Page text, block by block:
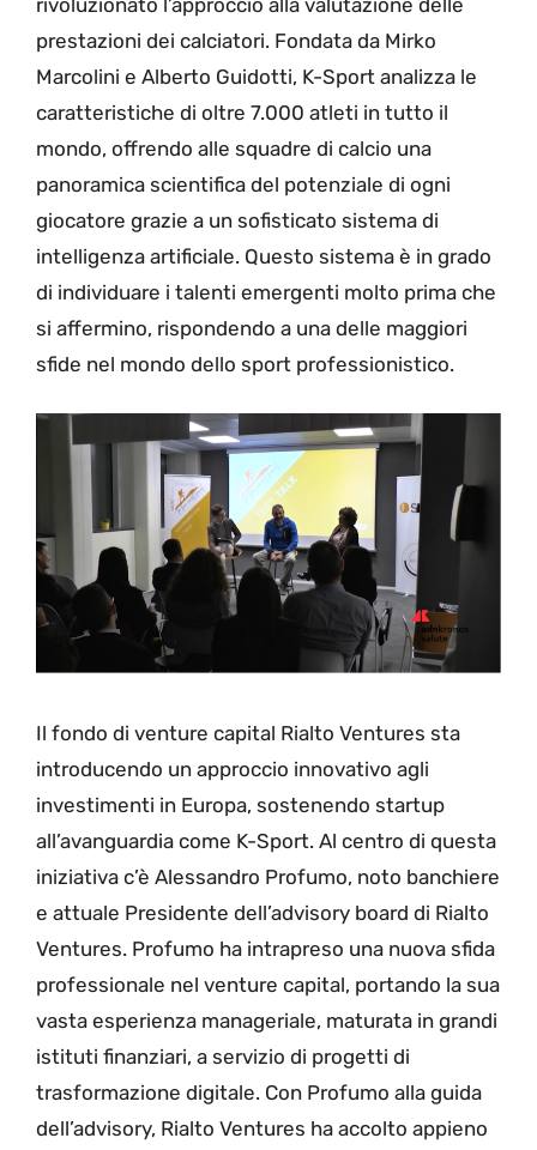
rivoluzionato l’approccio alla valutazione delle
prestazioni dei calciatori. Fondata da Mirko
Marcolini e Alberto Guidotti, K-Sport analizza le
caratteristiche di oltre 7.000 atleti in tutto il
mondo, offrendo alle squadre di calcio una
panoramica scientifica del potenziale di ogni
giocatore grazie a un sofisticato sistema di
intelligenza artificiale. Questo sistema è in grado
di individuare i talenti emergenti molto prima che
si affermino, rispondendo a una delle maggiori
sfide nel mondo dello sport professionistico.
Il fondo di venture capital Rialto Ventures sta
introducendo un approccio innovativo agli
investimenti in Europa, sostenendo startup
all’avanguardia come K-Sport. Al centro di questa
iniziativa c’è Alessandro Profumo, noto banchiere
e attuale Presidente dell’advisory board di Rialto
Ventures. Profumo ha intrapreso una nuova sfida
professionale nel venture capital, portando la sua
vasta esperienza manageriale, maturata in grandi
istituti finanziari, a servizio di progetti di
trasformazione digitale. Con Profumo alla guida
dell’advisory, Rialto Ventures ha accolto appieno